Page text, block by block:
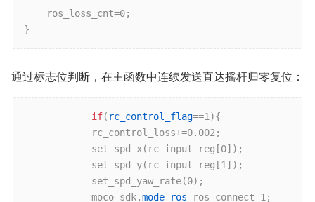
	ros
_loss_cnt=0;
}
通过标志位判断，在主函数中连续发送直达摇杆归零复位：
if( rc_control_flag==1){
			moco_sdk.
mode_ros=ros_connect=1;